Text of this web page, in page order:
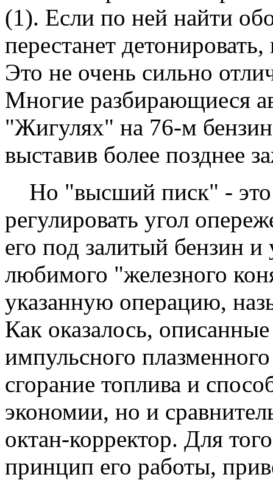
(1). Если по ней найти
перестанет
Это не очень сильно
Многие разбирающиеся
"Жигулях" на 76-м
выставив более позднее
Но "высший писк" - это
регулировать угол
его под залитый бензин и
любимого "железного
указанную операцию,
Как оказалось,
импульсного
сгорание топлива и
экономии, но и
октан-корректор. Для
принцип его работы,